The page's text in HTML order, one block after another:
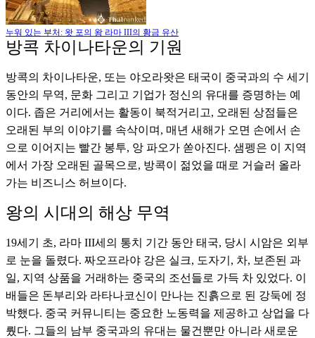
누워 있는 부처: 왓 포의 왕 라마 III의 황금 유산
방콕 차이나타운의 기원
방콕의 차이나타운, 또는 야오라왓은 태국이 중국과의 수 세기
동안의 무역, 문화 그리고 기업가 정신의 유대를 증명하는 예
이다. 좁은 거리에서는 활동이 북적거리고, 오래된 상점들은
오래된 부의 이야기를 속삭이며, 매년 새해가 오면 손에서 손
으로 이어지는 빨간 봉투, 앙 파오가 쏟아진다. 샘펭은 이 지역
에서 가장 오래된 골목으로, 방콕이 젊었을 때로 거슬러 올라
가는 비즈니스 허브이다.
왕의 시대의 해상 무역
19세기 초, 라마 III세의 통치 기간 동안 태국, 당시 시암은 외부
로 눈을 돌렸다. 짜오프라야 강은 실크, 도자기, 차, 보존된 과
일, 지역 상품을 거래하는 중국의 조선들로 가득 차 있었다. 이
배들은 돈부리와 라타나코신이 만나는 진흙으로 된 강둑에 정
박했다. 중국 커뮤니티는 중요한 노동력을 제공하고 상업을 다
뤘다. 그들의 남부 중국과의 유대는 물건뿐만 아니라 새로운